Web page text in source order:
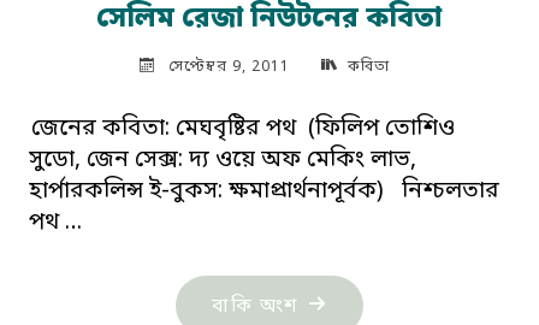
সেলিম রেজা নিউটনের কবিতা
সেপ্টেম্বর 9, 2011 কবিতা
জেনের কবিতা: মেঘবৃষ্টির পথ (ফিলিপ তোশিও
সুডো, জেন সেক্স: দ্য ওয়ে অফ মেকিং লাভ,
হার্পারকলিন্স ই-বুকস: ক্ষমাপ্রার্থনাপূর্বক) নিশ্চলতার
পথ …
বাকি অংশ "সেলিম